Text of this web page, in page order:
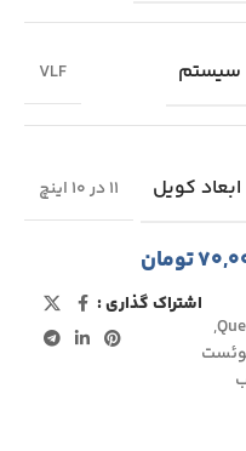
سیستم VLF
ابعاد کویل ۱۱ در ۱۰ اینچ
تومان
,
اشتراک گذاری :